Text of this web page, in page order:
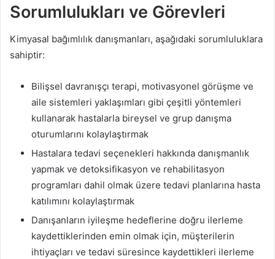
Sorumlulukları ve Görevleri
Kimyasal bağımlılık danışmanları, aşağıdaki sorumluluklara
sahiptir:
Bilişsel davranışçı terapi, motivasyonel görüşme ve
aile sistemleri yaklaşımları gibi çeşitli yöntemleri
kullanarak hastalarla bireysel ve grup danışma
oturumlarını kolaylaştırmak
Hastalara tedavi seçenekleri hakkında danışmanlık
yapmak ve detoksifikasyon ve rehabilitasyon
programları dahil olmak üzere tedavi planlarına hasta
katılımını kolaylaştırmak
Danışanların iyileşme hedeflerine doğru ilerleme
kaydettiklerinden emin olmak için, müşterilerin
ihtiyaçları ve tedavi süresince kaydettikleri ilerleme